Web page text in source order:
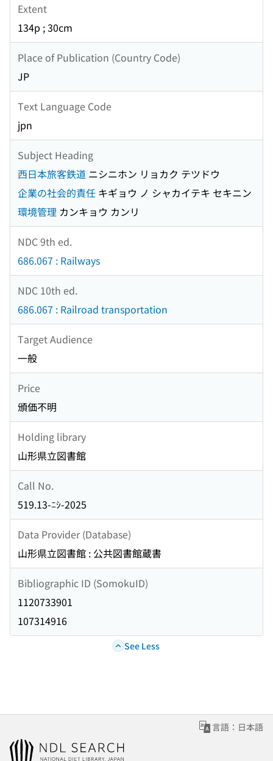
Extent
134p ; 30cm
Place of Publication (Country Code)
JP
Text Language Code
jpn
Subject Heading
西日本旅客鉄道 ニシニホン リョカク テツドウ
企業の社会的責任 キギョウ ノ シャカイテキ セキニン
環境管理 カンキョウ カンリ
NDC 9th ed.
686.067 : Railways
NDC 10th ed.
686.067 : Railroad transportation
Target Audience
一般
Price
頒価不明
Holding library
山形県立図書館
Call No.
519.13-ﾆｼ-2025
Data Provider (Database)
山形県立図書館 : 公共図書館蔵書
Bibliographic ID (SomokuID)
1120733901
107314916
See Less
言語：日本語